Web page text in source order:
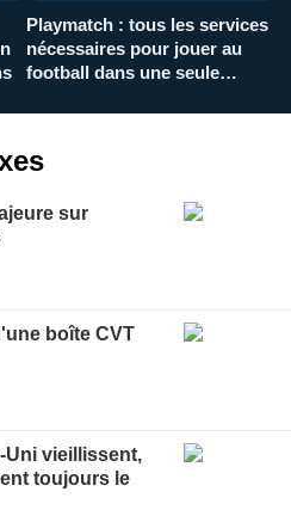
Playmatch : tous les services
nécessaires pour jouer au
football dans une seule
sur
boîte CVT
Uni vieillissent,
toujours le